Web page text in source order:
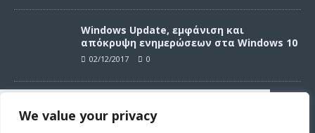
Συνεχίζοντας σε αυτό τον ιστότοπο
We value your privacy
Windows Update, εμφάνιση και
απόκρυψη ενημερώσεων στα Windows 10
02/12/2017 0
ενημερώσεων στα Windows 10